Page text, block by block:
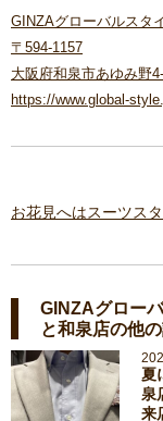
GINZAグローバルスタ
〒594-1157
大阪府和泉市あゆみ野
https://www.global-
お花見へはスーツス
GINZAグロー
と和泉店の他
夏
泉
来